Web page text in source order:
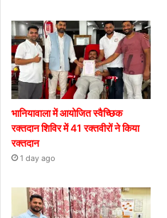
भानियावाला में आयोजित स्वैच्छिक
रक्तदान शिविर में 41 रक्तवीरों ने किया
रक्तदान
1 day ago